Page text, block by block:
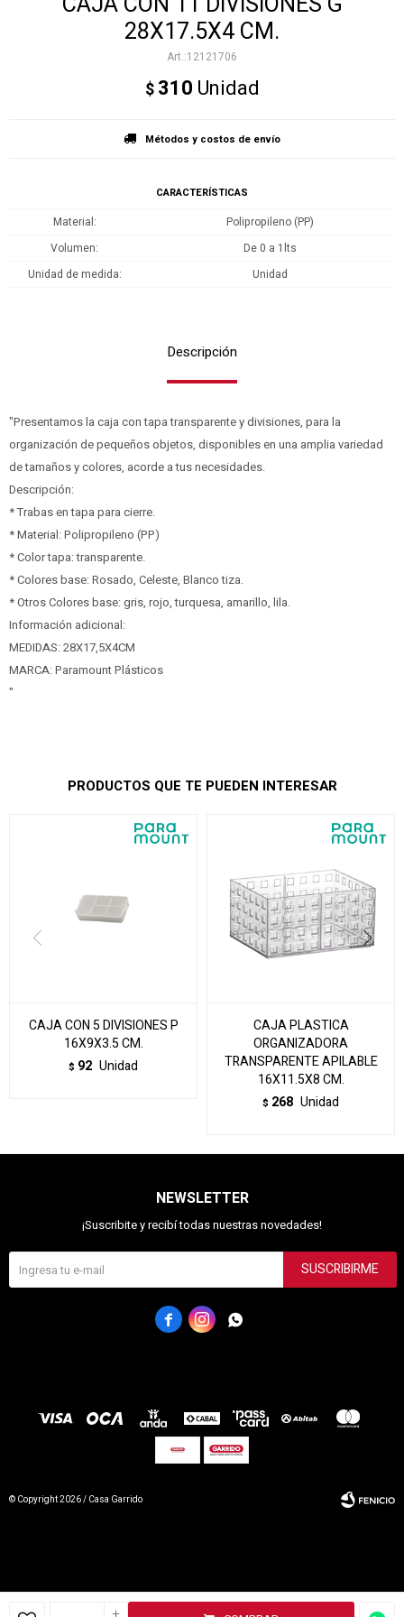
28X17.5X4 CM.
12121706
$ 310 Unidad
+
Métodos y costos de envío
CARACTERÍSTICAS
Material
Polipropileno (PP)
Volumen
De 0 a 1lts
Unidad de medida
Unidad
Descripción
"Presentamos la caja con tapa transparente y divisiones, para la
organización de pequeños objetos, disponibles en una amplia variedad
de tamaños y colores, acorde a tus necesidades.
Descripción:
* Trabas en tapa para cierre.
* Material: Polipropileno (PP)
* Color tapa: transparente.
* Colores base: Rosado, Celeste, Blanco tiza.
* Otros Colores base: gris, rojo, turquesa, amarillo, lila.
Información adicional:
MEDIDAS: 28X17,5X4CM
MARCA: Paramount Plásticos
"
PRODUCTOS QUE TE PUEDEN INTERESAR
CAJA CON 5 DIVISIONES P
16X9X3.5 CM.
$ 92 Unidad
CAJA PLASTICA
ORGANIZADORA
TRANSPARENTE APILABLE
16X11.5X8 CM.
$ 268 Unidad
NEWSLETTER
¡Suscribite y recibí todas nuestras novedades!
SUSCRIBIRME
  
© Copyright 2026 / Casa Garrido